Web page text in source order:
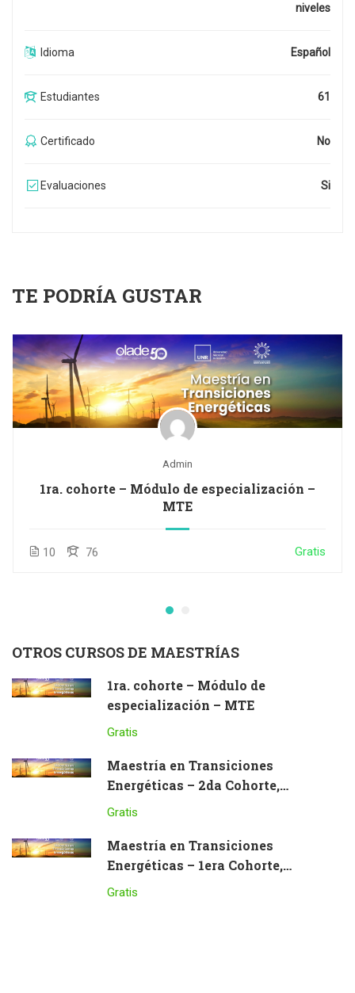
niveles
Idioma Español
Estudiantes 61
Certificado No
Evaluaciones Si
TE PODRÍA GUSTAR
Admin
1ra. cohorte – Módulo de especialización –
MTE
10 76 Gratis
OTROS CURSOS DE MAESTRÍAS
1ra. cohorte – Módulo de
especialización – MTE
Gratis
Maestría en Transiciones
Energéticas – 2da Cohorte,
Modalidad a Distancia
Gratis
Maestría en Transiciones
Energéticas – 1era Cohorte,
Modalidad a Distancia
Gratis